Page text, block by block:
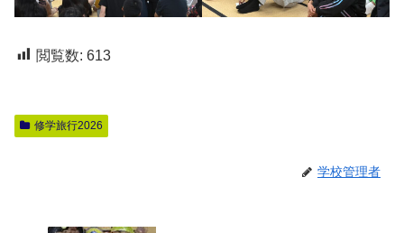
閲覧数: 613
修学旅行2026
学校管理者